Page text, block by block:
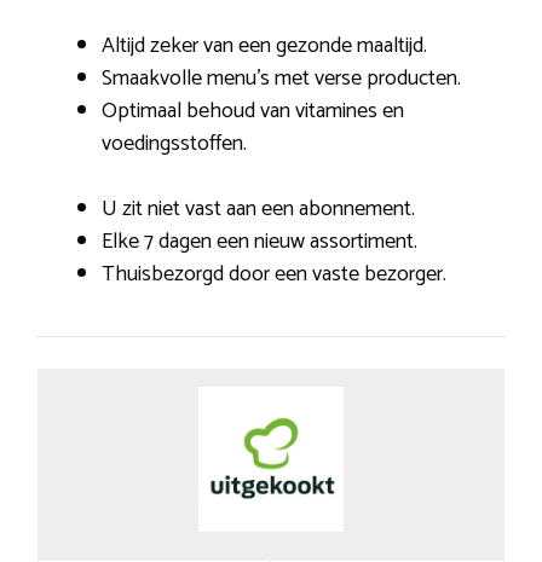
Altijd zeker van een gezonde maaltijd.
Smaakvolle menu’s met verse producten.
Optimaal behoud van vitamines en
voedingsstoffen.
U zit niet vast aan een abonnement.
Elke 7 dagen een nieuw assortiment.
Thuisbezorgd door een vaste bezorger.